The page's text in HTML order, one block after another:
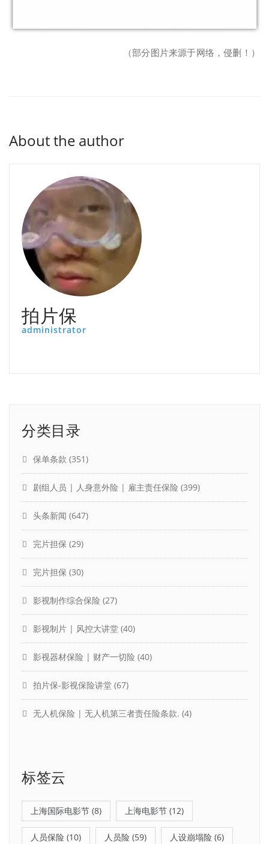
（部分图片来源于网络，侵删！）
About the author
拍片保
administrator
分类目录
保单条款 (351)
剧组人员 | 人身意外险 | 雇主责任保险 (399)
头条新闻 (647)
完片担保 (29)
完片担保 (30)
影视制作综合保险 (27)
影视制片 | 风控大讲堂 (40)
影视器材保险 | 财产一切险 (40)
拍片保-影视保险讲堂 (67)
无人机保险 | 无人机第三者责任险条款. (4)
标签云
上海国际电影节 (8) 上海电影节 (12)
人员保险 (10) 人员险 (59) 人设崩塌险 (6)